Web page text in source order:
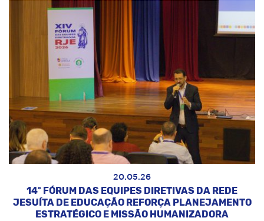
20.05.26
14º FÓRUM DAS EQUIPES DIRETIVAS DA REDE
JESUÍTA DE EDUCAÇÃO REFORÇA PLANEJAMENTO
ESTRATÉGICO E MISSÃO HUMANIZADORA